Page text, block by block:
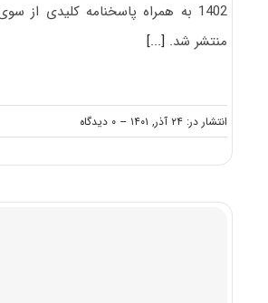
1402 به همراه پاسخنامه کلیدی
منتشر شد. [...]
انتشار در: ۲۴ آذر, ۱۴۰۱ -- ۰ دیدگاه
on
سوالات
مهندسی